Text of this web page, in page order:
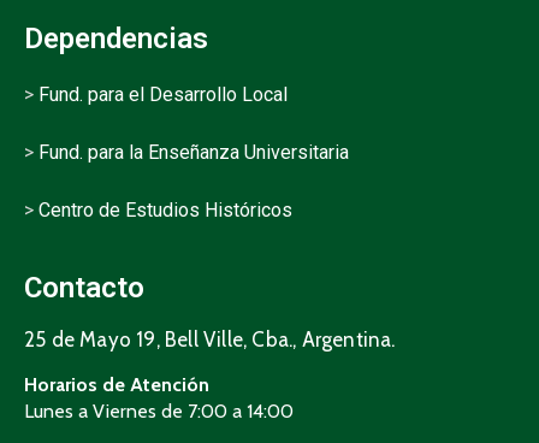
Dependencias
> Fund. para el Desarrollo Local
> Fund. para la Enseñanza Universitaria
> Centro de Estudios Históricos
Contacto
25 de Mayo 19, Bell Ville, Cba., Argentina.
Horarios de Atención
Lunes a Viernes de 7:00 a 14:00